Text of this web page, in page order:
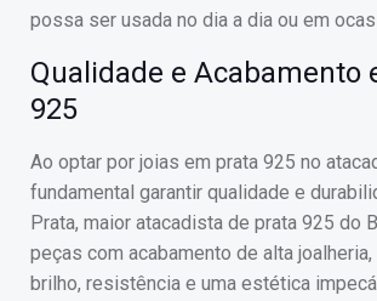
possa ser usada no dia a dia ou em
Qualidade e Acabamento
925
Ao optar por joias em prata 925 no
fundamental garantir qualidade e
Prata, maior atacadista de prata 925 do
peças com acabamento de alta joalheria,
brilho, resistência e uma estética